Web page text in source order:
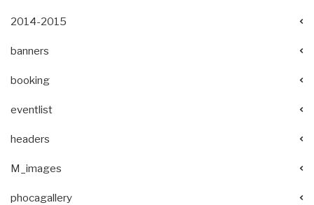
2014-2015
banners
booking
eventlist
headers
M_images
phocagallery